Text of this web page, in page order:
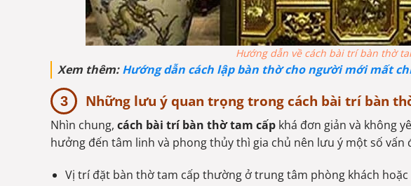
Hướng dẫn về cách bài trí bàn thờ
Xem thêm:Hướng dẫn cách lập bàn thờ cho người mới mất
Những lưu ý quan trọng trong cách bài trí bàn
Nhìn chung, cách bài trí bàn thờ tam cấp khá đơn giản và không
hưởng đến tâm linh và phong thủy thì gia chủ nên lưu ý một số vấn
Vị trí đặt bàn thờ tam cấp thường ở trung tâm phòng khách